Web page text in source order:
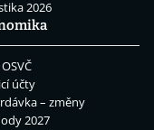
2026
účty
– změny
2027